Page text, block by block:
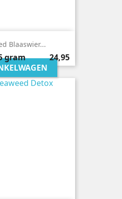
Blaaswier...
gram Prijs
24,95